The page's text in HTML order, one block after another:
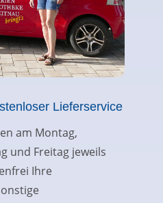
Lieferservice
am Montag,
und Freitag jeweils
Ihre